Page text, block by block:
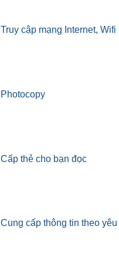
Truy cập mạng Internet, Wifi
Photocopy
Cấp thẻ cho bạn đọc
Cung cấp thông tin theo